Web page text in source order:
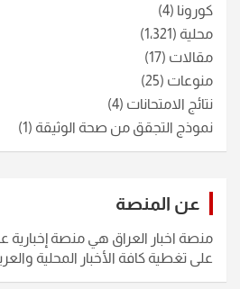
كورونا (4)
محلية (1٬321)
مقالات (17)
منوعات (25)
نتائج الامتحانات (4)
نموذج التجقق من صحة الوثيقة (1)
عن المنصة
منصة اخبار العراق هي منصة
على تغطية كافة الأخبار المحلية